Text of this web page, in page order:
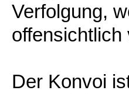
Verfolgung,
Der Konvoi